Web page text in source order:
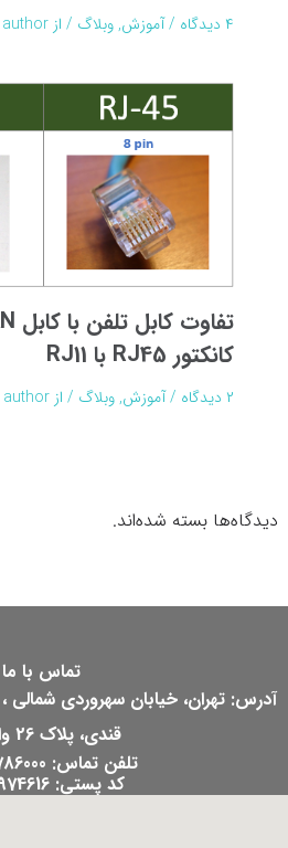
۴ دیدگاه /آموزش,وبلاگ / از author
کانکتور RJ45 با RJ11
۲ دیدگاه /آموزش,وبلاگ / از author
دیدگاه‌ها بسته شده‌اند.
تماس با ما
آدرس: تهران، خیابان سهروردی شمالی
قندی، پلاک 26 واحد 4
تلفن تماس: 47786000-021
کد پستی: 1557974616